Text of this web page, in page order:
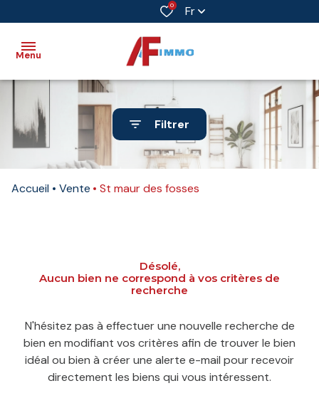
0 Fr
Menu
Accueil
Vente
Immobilier
professionnel
neuf
L'agence
Contact
Filtrer
Accueil Vente St maur des fosses
Désolé,
Aucun bien ne correspond à vos critères de
recherche
N'hésitez pas à effectuer une nouvelle recherche de
bien en modifiant vos critères afin de trouver le bien
idéal ou bien à créer une alerte e-mail pour recevoir
directement les biens qui vous intéressent.